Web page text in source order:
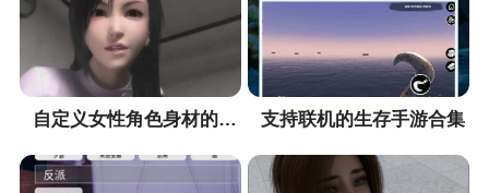
战术阵型，利用不同枪娘的特性及技能进行协同作
战，对战场局势进行精准把握
3、各具职业特色的次世代人形等待您下达指
令。搜寻他们的身影，扩大“流亡者”队伍的规模，多
的束缚，甚至发掘他们不为人知的过去嘘，这是只
自定义女性角色身材的手游合集 支持联机的生存手游合集